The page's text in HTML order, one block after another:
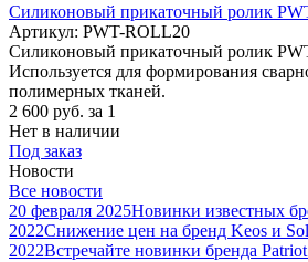
Силиконовый прикаточный ролик
Артикул: PWT-ROLL20
Силиконовый прикаточный ролик
Используется для формирования
полимерных тканей.
2 600 руб. за 1
Нет в наличии
Под заказ
Новости
Все новости
20 февраля 2025Новинки известных
2022Снижение цен на бренд Keos и
2022Встречайте новинки бренда